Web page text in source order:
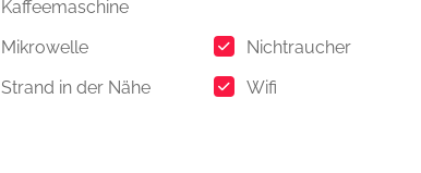
Kaffeemaschine
Mikrowelle
Nichtraucher
Strand in der Nähe Wifi